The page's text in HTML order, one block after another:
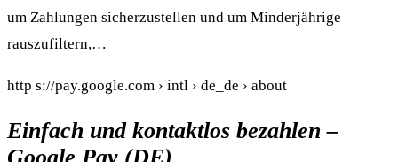
um Zahlungen sicherzustellen und um Minderjährige
rauszufiltern,…
http s://pay.google.com › intl › de_de › about
Einfach und kontaktlos bezahlen –